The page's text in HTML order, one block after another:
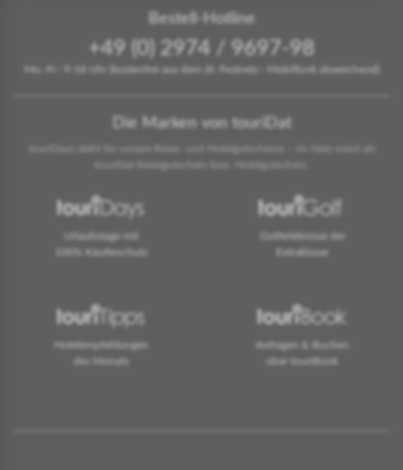
Bestell-Hotline
+49 (0) 2974 / 9697-98
Mo.-Fr.: 9-18 Uhr (kostenfrei aus dem dt. Festnetz - Mobilfunk abweichend)
Die Marken von touriDat
touriDays steht für unsere Reise- und Hotelgutscheine – im Netz meist als
touriDat Reisegutschein bzw. Hotelgutschein.
Urlaubstage mit
100% Käuferschutz
Golferlebnisse der
Extraklasse
Hotelempfehlungen
des Monats
Anfragen & Buchen
über touriBook